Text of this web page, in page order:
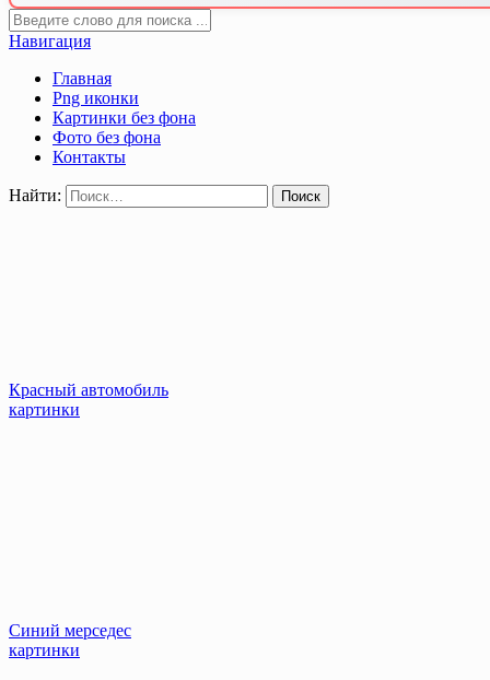
Навигация
Главная
Png иконки
Картинки без фона
Фото без фона
Контакты
Найти:
Красный автомобиль
картинки
Синий мерседес
картинки